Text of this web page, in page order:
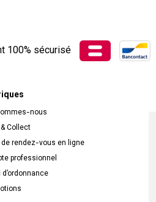
100% sécurisé
nous
Collect
rendez-vous en ligne
professionnel
d’ordonnance